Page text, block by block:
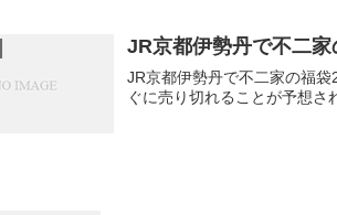
JR京都伊勢丹で不二家
JR京都伊勢丹で不二家の福
ぐに売り切れることが予想さ